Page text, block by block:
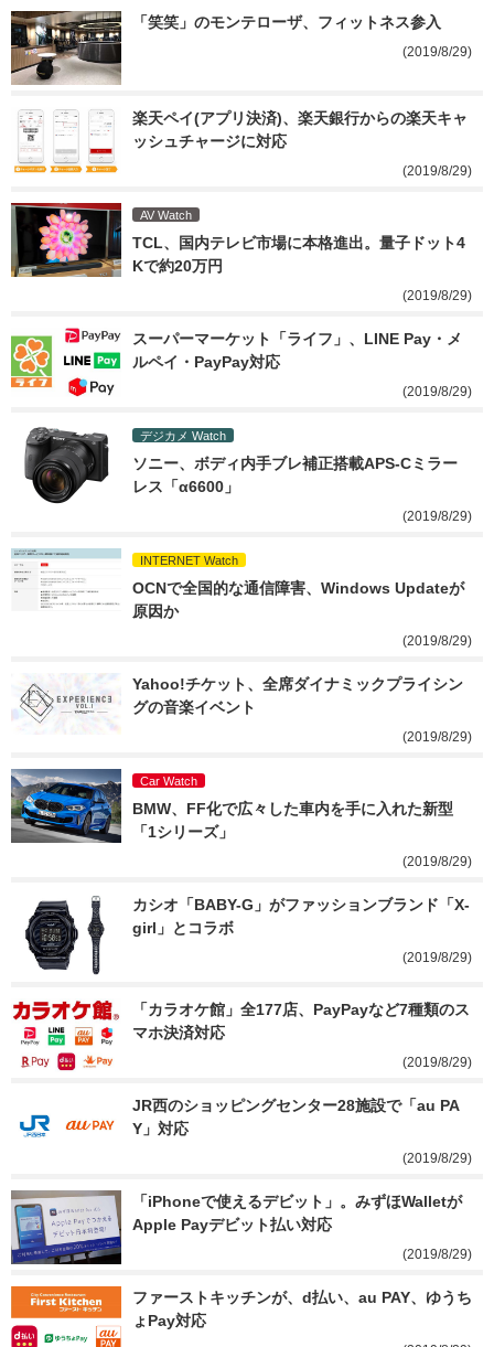
「笑笑」のモンテローザ、フィットネス参入
(2019/8/29)
楽天ペイ(アプリ決済)、楽天銀行からの楽天キャ
ッシュチャージに対応
(2019/8/29)
AV Watch
TCL、国内テレビ市場に本格進出。量子ドット4
Kで約20万円
(2019/8/29)
スーパーマーケット「ライフ」、LINE Pay・メ
ルペイ・PayPay対応
(2019/8/29)
デジカメ Watch
ソニー、ボディ内手ブレ補正搭載APS-Cミラー
レス「α6600」
(2019/8/29)
INTERNET Watch
OCNで全国的な通信障害、Windows Updateが
原因か
(2019/8/29)
Yahoo!チケット、全席ダイナミックプライシン
グの音楽イベント
(2019/8/29)
Car Watch
BMW、FF化で広々した車内を手に入れた新型
「1シリーズ」
(2019/8/29)
カシオ「BABY-G」がファッションブランド「X-
girl」とコラボ
(2019/8/29)
「カラオケ館」全177店、PayPayなど7種類のス
マホ決済対応
(2019/8/29)
JR西のショッピングセンター28施設で「au PA
Y」対応
(2019/8/29)
「iPhoneで使えるデビット」。みずほWalletが
Apple Payデビット払い対応
(2019/8/29)
ファーストキッチンが、d払い、au PAY、ゆうち
ょPay対応